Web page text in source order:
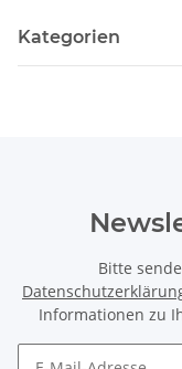
Kategorien
Bitte
Informationen zu